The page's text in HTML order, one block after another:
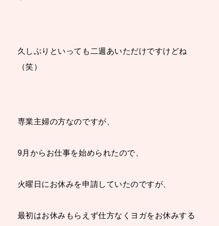
久しぶりといっても二週 あいただけですけどね
（笑）
専業主婦の方なのですが、
9月からお仕事を始められたので、
火曜日にお休みを申請していたのですが、
最初はお休みもらえず仕方なくヨガをお休みする